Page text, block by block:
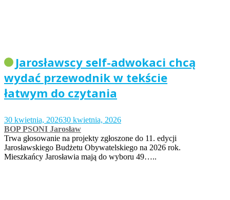
Jarosławscy self-adwokaci chcą
wydać przewodnik w tekście
łatwym do czytania
30 kwietnia, 202630 kwietnia, 2026
BOP PSONI Jarosław
Trwa głosowanie na projekty zgłoszone do 11. edycji
Jarosławskiego Budżetu Obywatelskiego na 2026 rok.
Mieszkańcy Jarosławia mają do wyboru 49…..